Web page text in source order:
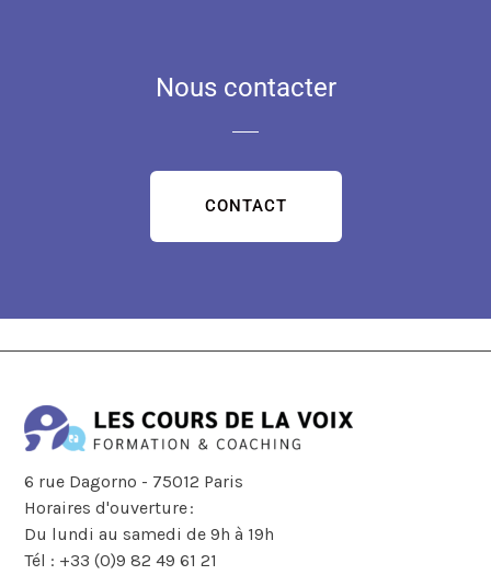
Nous contacter
CONTACT
6 rue Dagorno - 75012 Paris
Horaires d'ouverture :
Du lundi au samedi de 9h à 19h
Tél : +33 (0)9 82 49 61 21